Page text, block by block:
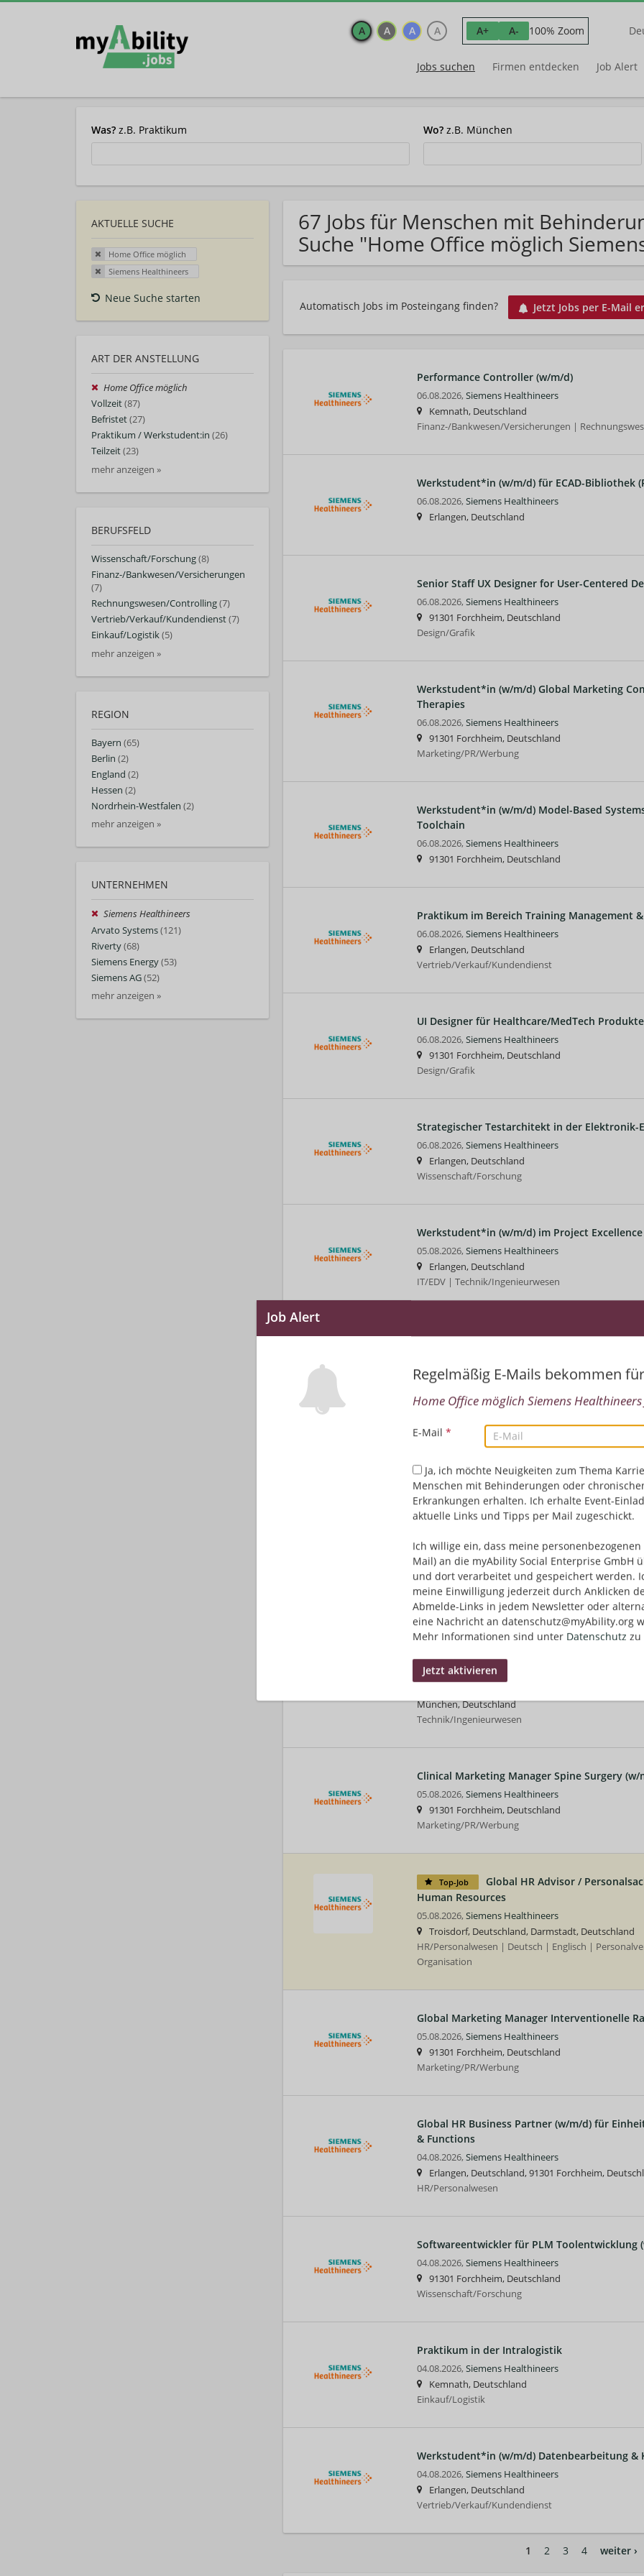
A A A A A+ A- 100% Zoom
Jobs suchen Firmen entdecken Job Alert
Was? z.B. Praktikum Wo? z.B. München
AKTUELLE SUCHE
Home Office möglich
Siemens Healthineers
Neue Suche starten
ART DER ANSTELLUNG
Home Office möglich
Vollzeit(87)
Befristet(27)
Praktikum / Werkstudent:in (26)
Teilzeit(23)
mehr anzeigen »
BERUFSFELD
Wissenschaft/Forschung(8)
Finanz-/Bankwesen/Versicherungen
(7)
Rechnungswesen/Controlling(7)
Vertrieb/Verkauf/Kundendienst(7)
Einkauf/Logistik(5)
mehr anzeigen »
REGION
Bayern (65)
Berlin (2)
England (2)
Hessen (2)
Nordrhein-Westfalen (2)
mehr anzeigen »
UNTERNEHMEN
Siemens Healthineers
Arvato Systems(121)
Riverty(68)
Siemens Energy(53)
Siemens AG(52)
mehr anzeigen »
67 Jobs für Menschen mit
Suche "Home Office möglich
Automatisch Jobs im Posteingang finden? Jetzt Jobs per E-Mail
Regelmäßig E-Mails bekommen für
Home Office möglich Siemens Healthineers
E-Mail *
Ja, ich möchte Neuigkeiten zum Thema
Menschen mit Behinderungen oder
Erkrankungen erhalten. Ich erhalte Event-
aktuelle Links und Tipps per Mail zugeschickt.
Ich willige ein, dass meine personenbezogenen
Mail) an die myAbility Social Enterprise GmbH
und dort verarbeitet und gespeichert werden.
meine Einwilligung jederzeit durch Anklicken
Abmelde-Links in jedem Newsletter oder
eine Nachricht an datenschutz@myAbility.org
Mehr Informationen sind unter Datenschutz zu
Performance Controller (w/m/d)
06.08.2026, Siemens Healthineers
Kemnath, Deutschland
Finanz-/Bankwesen/Versicherungen |
Werkstudent*in (w/m/d) für ECAD-Bibliothek
06.08.2026, Siemens Healthineers
Erlangen, Deutschland
Senior Staff UX Designer for User-Centered
06.08.2026, Siemens Healthineers
91301 Forchheim, Deutschland
Design/Grafik
Werkstudent*in (w/m/d) Global Marketing
Therapies
06.08.2026, Siemens Healthineers
91301 Forchheim, Deutschland
Marketing/PR/Werbung
Werkstudent*in (w/m/d) Model-Based
Toolchain
06.08.2026, Siemens Healthineers
91301 Forchheim, Deutschland
Praktikum im Bereich Training Management
06.08.2026, Siemens Healthineers
Erlangen, Deutschland
Vertrieb/Verkauf/Kundendienst
UI Designer für Healthcare/MedTech
06.08.2026, Siemens Healthineers
91301 Forchheim, Deutschland
Design/Grafik
Strategischer Testarchitekt in der Elektronik-
06.08.2026, Siemens Healthineers
Erlangen, Deutschland
Wissenschaft/Forschung
Werkstudent*in (w/m/d) im Project Excellence
05.08.2026, Siemens Healthineers
Erlangen, Deutschland
IT/EDV | Technik/Ingenieurwesen
Global HR Business Partner (w/m/d)
91301 Forchheim, Deutschland
HR/Personalwesen
Senior User Researcher (w/m/d)
05.08.2026,
91301 Forchheim, Deutschland
Design/Grafik
Demand Manager (w/m/d)
05.08.2026,Siemens Healthineers
Erlangen, Deutschland
IT/EDV | Technik/Ingenieurwesen
Inbetriebnehmer (m/w/d) für
05.08.2026,Siemens Healthineers
Berlin, Deutschland, Düsseldorf, Deutschland,
München, Deutschland
Technik/Ingenieurwesen
Clinical Marketing Manager Spine Surgery (w/
05.08.2026, Siemens Healthineers
91301 Forchheim, Deutschland
Marketing/PR/Werbung
Top-Job
Global HR Advisor /
Human Resources
05.08.2026, Siemens Healthineers
Troisdorf, Deutschland, Darmstadt, Deutschland
HR/Personalwesen | Deutsch | Englisch |
Organisation
Global Marketing Manager Interventionelle
05.08.2026, Siemens Healthineers
91301 Forchheim, Deutschland
Marketing/PR/Werbung
Global HR Business Partner (w/m/d) für
& Functions
04.08.2026, Siemens Healthineers
Erlangen, Deutschland, 91301 Forchheim,
HR/Personalwesen
Softwareentwickler für PLM Toolentwicklung
04.08.2026, Siemens Healthineers
91301 Forchheim, Deutschland
Wissenschaft/Forschung
Praktikum in der Intralogistik
04.08.2026, Siemens Healthineers
Kemnath, Deutschland
Einkauf/Logistik
Werkstudent*in (w/m/d) Datenbearbeitung &
04.08.2026, Siemens Healthineers
Erlangen, Deutschland
Vertrieb/Verkauf/Kundendienst
1 2 3 4 weiter ›